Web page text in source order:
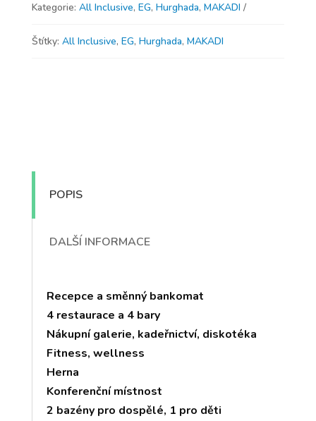
Kategorie: All Inclusive, EG, Hurghada, MAKADI
Štítky: All Inclusive, EG, Hurghada, MAKADI
POPIS
DALŠÍ INFORMACE
Recepce a směnný bankomat
4 restaurace a 4 bary
Nákupní galerie, kadeřnictví, diskotéka
Fitness, wellness
Herna
Konferenční místnost
2 bazény pro dospělé, 1 pro děti